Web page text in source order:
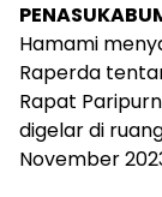
Hamami
Raperda
Rapat
digelar di
November